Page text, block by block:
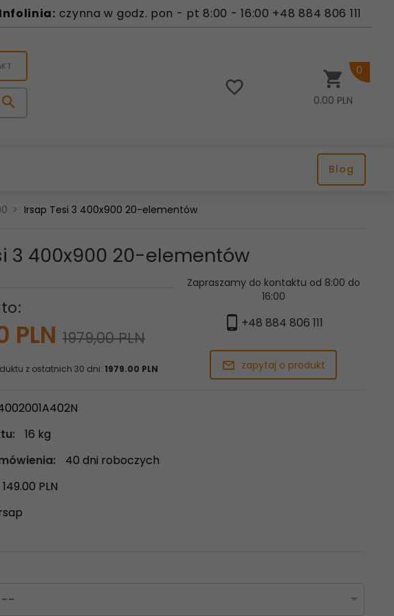
Infolinia: czynna w godz. pon - pt 8:00 - 16:00 +48 884 806 111
0.00 PLN
0
Blog
Irsap Tesi 3 400x900 20-elementów
3 400x900 20-elementów
PLN 1979,00 PLN
z ostatnich 30 dni: 1979.00 PLN
Zapraszamy do kontaktu od 8:00 do
16:00
+48 884 806 111
zapytaj o produkt
16 kg
40 dni roboczych
149.00 PLN
--